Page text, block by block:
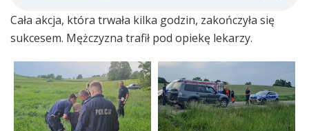
Cała akcja, która trwała kilka godzin, zakończyła się
sukcesem. Mężczyzna trafił pod opiekę lekarzy.